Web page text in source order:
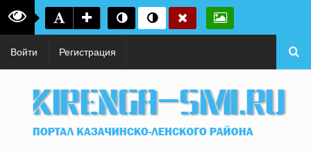
Войти Регистрация